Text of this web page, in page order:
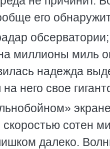
его
миллионы миль
надежда
него свое
сотен
далеко.